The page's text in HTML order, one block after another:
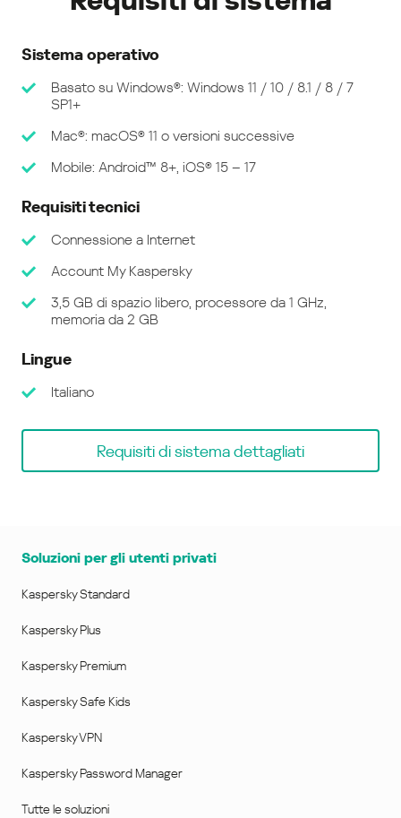
Assistenza IT remota
Le funzionalità premium promozionali (Corso
Caricamenti di corsi personalizzati) non
saranno più incluse nell'abbonamento base.
funzionalità, potete abbonarvi
separatamente a Kaspersky Automated
https://www.kaspersky.com/small-to-
medium-business-security/security-
awareness-platform
Sistema operativo
Basato su Windows®: Windows 11 / 10 / 8.1 / 8 / 7
SP1+
Mac®: macOS® 11 o versioni successive
Mobile: Android™ 8+, iOS® 15 – 17
Requisiti tecnici
Connessione a Internet
Account My Kaspersky
3,5 GB di spazio libero, processore da 1 GHz,
memoria da 2 GB
Lingue
Italiano
Requisiti di sistema dettagliati
Soluzioni per gli utenti privati
Kaspersky Standard
Kaspersky Plus
Kaspersky Premium
Kaspersky Safe Kids
Kaspersky VPN
Kaspersky Password Manager
Tutte le soluzioni